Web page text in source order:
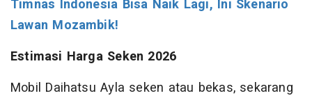
Timnas Indonesia Bisa Naik Lagi, Ini Skenario
Lawan Mozambik!
Estimasi Harga Seken 2026
Mobil Daihatsu Ayla seken atau bekas, sekarang